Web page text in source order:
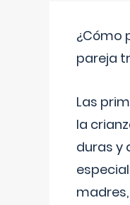
¿Cómo
pareja
Las
la
duras y